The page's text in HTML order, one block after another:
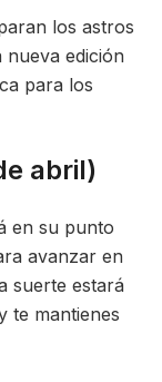
los astros
nueva edición
para los
abril)
en su punto
avanzar en
suerte estará
te mantienes